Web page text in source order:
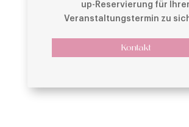
up-Reservierung für
Veranstaltungstermin zu
Kontakt